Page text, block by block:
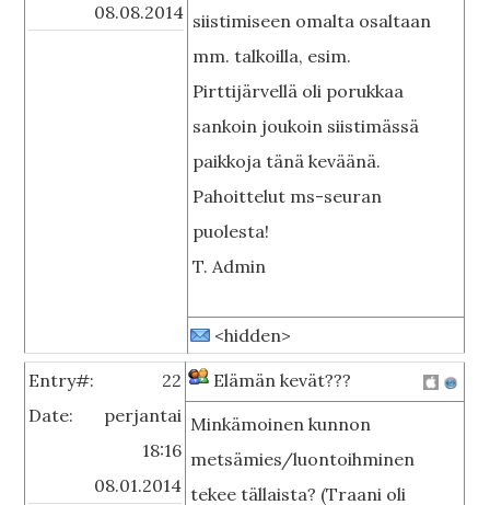
08.08.2014 siistimiseen omalta osaltaan
mm. talkoilla, esim.
Pirttijärvellä oli porukkaa
sankoin joukoin siistimässä
paikkoja tänä keväänä.
Pahoittelut ms-seuran
puolesta!
T. Admin
<hidden>
Entry#:
22
Date:
perjantai
18:16
08.01.2014
Elämän kevät???
Minkämoinen kunnon
metsämies/luontoihminen
tekee tällaista? (Traani oli